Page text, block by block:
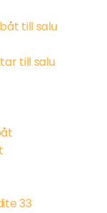
till salu
till salu
33